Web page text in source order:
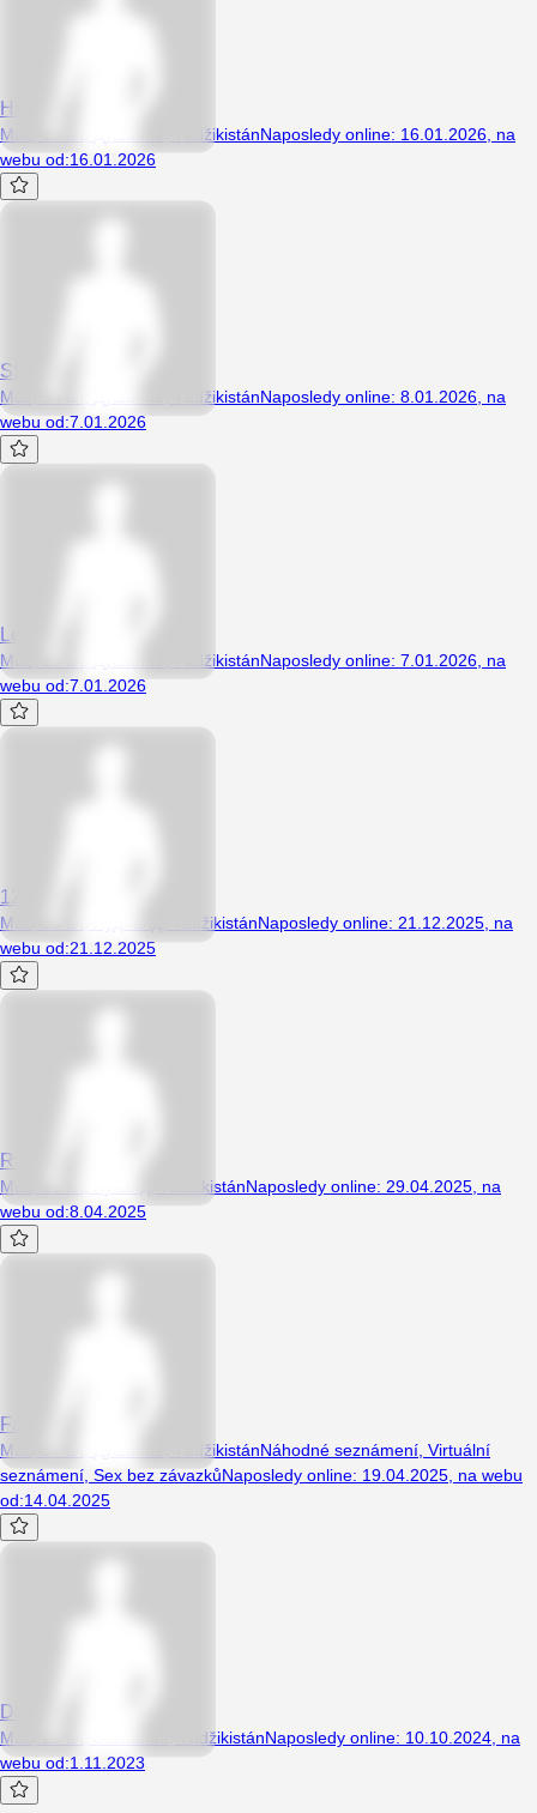
Hikmat
Muž, 19 let, Душанбе, TádžikistánNaposledy online: 16.01.2026 na
webu od:16.01.2026
Stiven67
Muž, 34 let, Душанбе, TádžikistánNaposledy online: 8.01.2026 na
webu od:7.01.2026
Leolx
Muž, 18 let, Душанбе, TádžikistánNaposledy online: 7.01.2026 na
webu od:7.01.2026
1234567A
Muž, 36 let, Худжанд, TádžikistánNaposledy online: 21.12.2025, na
webu od:21.12.2025
Ruslan2323
Muž, 31 let, Хучанд, TádžikistánNaposledy online: 29.04.2025 na
webu od:8.04.2025
Faridun
Muž, 37 let, Душанбе, TádžikistánNáhodné seznámení Virtuální
seznámení Sex bez závazkůNaposledy online: 19.04.2025 na webu
od:14.04.2025
Dave123456
Muž, 29 let, dushanbe, TádžikistánNaposledy online: 10.10.2024, na
webu od:1.11.2023